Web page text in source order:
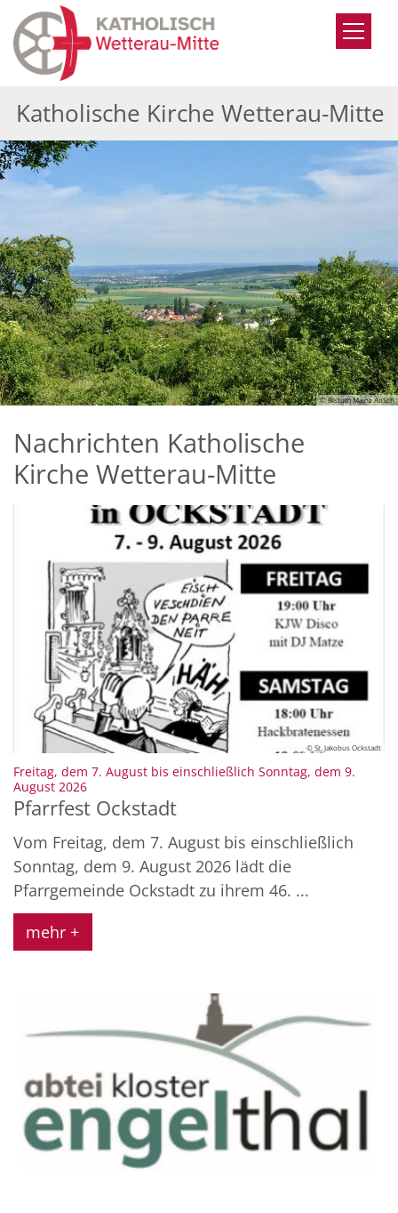
Zum Inhalt springen
Katholische Kirche Wetterau-Mitte
© Bistum Mainz AnSch
Nachrichten Katholische
Kirche Wetterau-Mitte
© St. Jakobus Ockstadt
Freitag, dem 7. August bis einschließlich Sonntag, dem 9.
August 2026:
Pfarrfest Ockstadt
Vom Freitag, dem 7. August bis einschließlich
Sonntag, dem 9. August 2026 lädt die
Pfarrgemeinde Ockstadt zu ihrem 46. ...
mehr +